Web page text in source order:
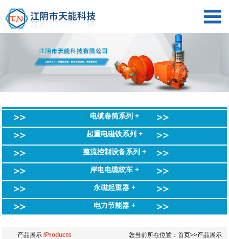
电缆卷筒系列 +
起重电磁铁系列 +
整流控制设备系列 +
岸电电缆绞车 +
永磁起重器 +
电力节能器 +
您当前所在位置：首页>>产品展示
产品展示 /Products